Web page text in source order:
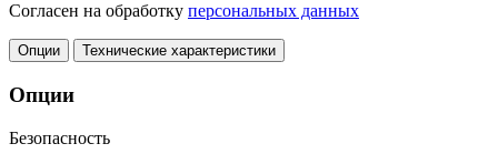
Согласен на обработку персональных данных
Опции Технические характеристики
Опции
Безопасность